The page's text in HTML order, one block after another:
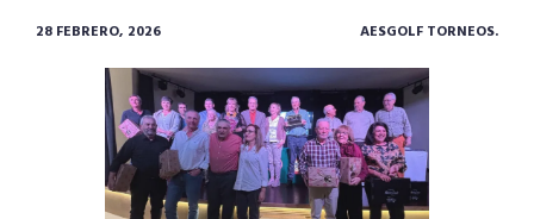
28 FEBRERO, 2026 AESGOLF TORNEOS.